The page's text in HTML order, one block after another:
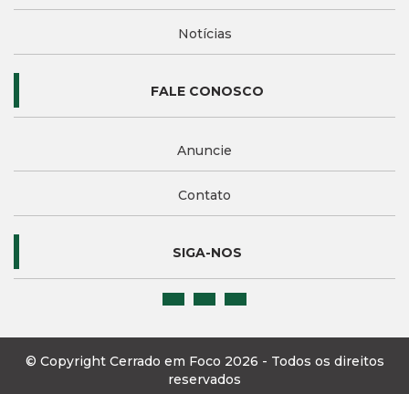
Notícias
FALE CONOSCO
Anuncie
Contato
SIGA-NOS
© Copyright Cerrado em Foco 2026 - Todos os direitos
reservados